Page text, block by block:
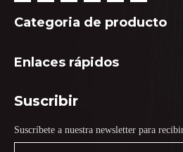
Categoria de producto
Enlaces rápidos
Suscribir
Suscríbete a nuestra newsletter para